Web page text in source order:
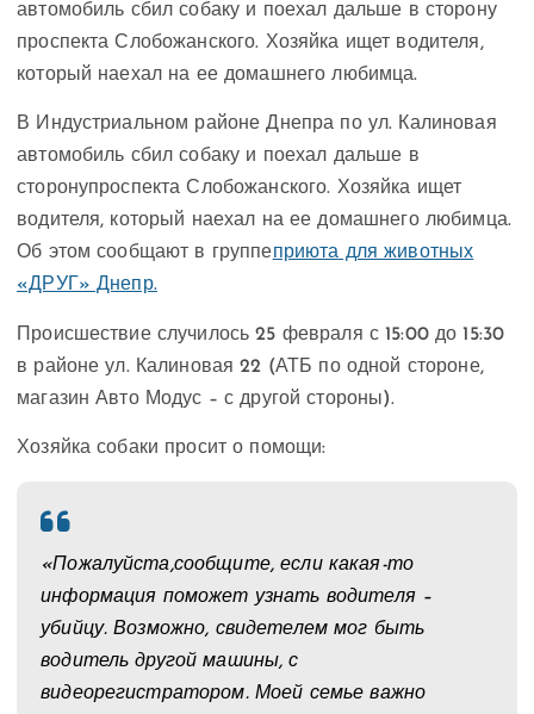
автомобиль сбил собаку и поехал дальше в сторону
проспекта Слобожанского. Хозяйка ищет водителя,
который наехал на ее домашнего любимца.
В Индустриальном районе Днепра по ул. Калиновая
автомобиль сбил собаку и поехал дальше в
сторонупроспекта Слобожанского. Хозяйка ищет
водителя, который наехал на ее домашнего любимца.
Об этом сообщают в группеприюта для животных
«ДРУГ» Днепр.
Происшествие случилось 25 февраля с 15:00 до 15:30
в районе ул. Калиновая 22 (АТБ по одной стороне,
магазин Авто Модус – с другой стороны).
Хозяйка собаки просит о помощи:
«Пожалуйста,сообщите, если какая-то
информация поможет узнать водителя –
убийцу. Возможно, свидетелем мог быть
водитель другой машины, с
видеорегистратором. Моей семье важно